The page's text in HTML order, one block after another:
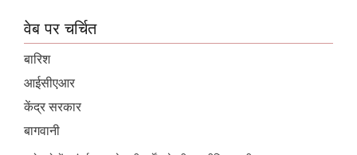
वेब पर चर्चित
बारिश
आईसीएआर
केंद्र सरकार
बागवानी